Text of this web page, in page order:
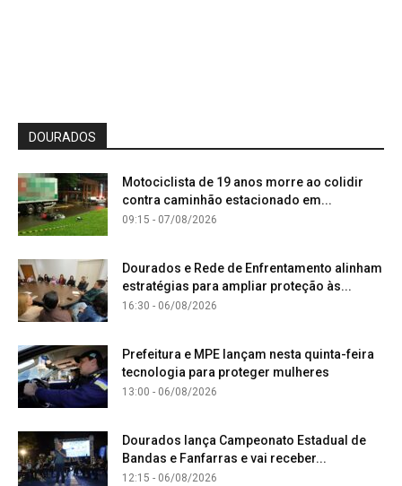
DOURADOS
Motociclista de 19 anos morre ao colidir
contra caminhão estacionado em...
09:15 - 07/08/2026
Dourados e Rede de Enfrentamento alinham
estratégias para ampliar proteção às...
16:30 - 06/08/2026
Prefeitura e MPE lançam nesta quinta-feira
tecnologia para proteger mulheres
13:00 - 06/08/2026
Dourados lança Campeonato Estadual de
Bandas e Fanfarras e vai receber...
12:15 - 06/08/2026